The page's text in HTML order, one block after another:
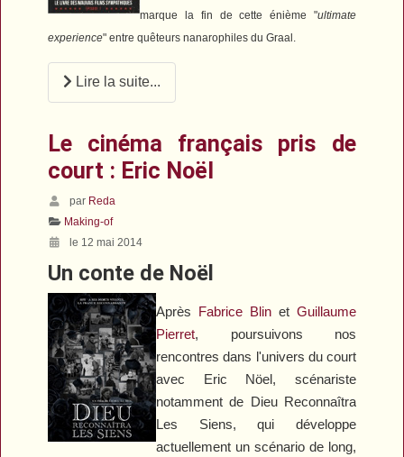
marque la fin de cette énième "ultimate
experience" entre quêteurs nanarophiles du Graal.
Lire la suite...
Le cinéma français pris de
court : Eric Noël
par Reda
Making-of
le 12 mai 2014
Un conte de Noël
Après Fabrice Blin et Guillaume
Pierret, poursuivons nos
rencontres dans l'univers du court
avec Eric Nöel, scénariste
notamment de Dieu Reconnaîtra
Les Siens,qui développe
actuellement un scénario de long,